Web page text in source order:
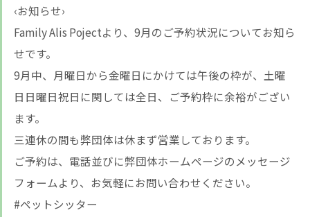
‹お知らせ›
Family Alis Pojectより、9月のご予約状況についてお知ら
せです。
9月中、月曜日から金曜日にかけては午後の枠が、土曜
日日曜日祝日に関しては全日、ご予約枠に余裕がござい
ます。
三連休の間も弊団体は休まず営業しております。
ご予約は、電話並びに弊団体ホームページのメッセージ
フォームより、お気軽にお問い合わせください。
#ペットシッター